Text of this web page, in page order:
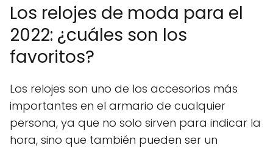
Los relojes de moda para el
2022: ¿cuáles son los
favoritos?
Los relojes son uno de los accesorios más
importantes en el armario de cualquier
persona, ya que no solo sirven para indicar la
hora, sino que también pueden ser un